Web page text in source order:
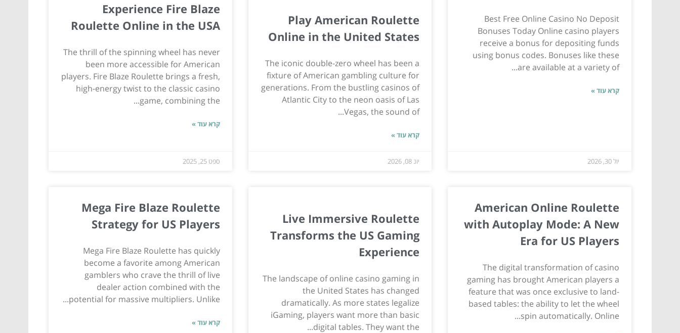
Best Free Online Casino No Deposit
Bonuses Today Online casino players
receive a bonus for depositing funds
using bonus codes. Bonuses like these
are available at a variety of...
קרא עוד »
יול 30, 2026
Play American Roulette
Online in the United States
The iconic double-zero wheel has been a
fixture of American gambling culture for
generations. From the bustling casinos of
Atlantic City to the neon oasis of Las
Vegas, the sound of...
קרא עוד »
יונ 08, 2026
Experience Fire Blaze
Roulette Online in the USA
The thrill of the spinning wheel has never
been more accessible for American
players. Fire Blaze Roulette brings a fresh,
high-energy twist to the classic casino
game, combining the...
קרא עוד »
ספט 25, 2025
American Online Roulette
with Autoplay Mode: A New
Era for US Players
The digital transformation of casino
gaming has brought American players a
feature that was once exclusive to land-
based tables: the ability to let the wheel
spin automatically. Online...
Live Immersive Roulette
Transforms the US Gaming
Experience
The landscape of online casino gaming in
the United States has changed
dramatically. As more states legalize
iGaming, players want more than basic
digital tables. They want the...
Mega Fire Blaze Roulette
Strategy for US Players
Mega Fire Blaze Roulette has quickly
become a favorite among American
gamblers who crave the thrill of live
dealer action combined with the
potential for massive multipliers. Unlike...
קרא עוד »